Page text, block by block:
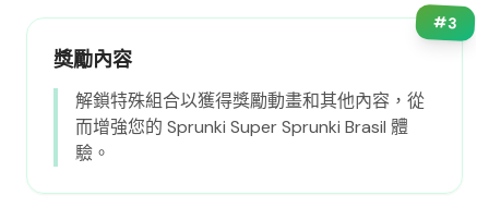
#3
獎勵內容
解鎖特殊組合以獲得獎勵動畫和其他內容，從
而增強您的 Sprunki Super Sprunki Brasil 體
驗。